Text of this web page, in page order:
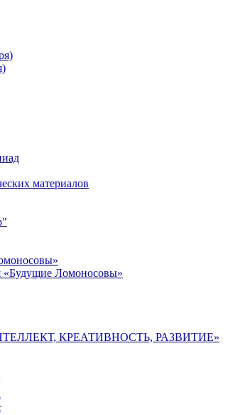
материалов
«Будущие Ломоносовы»
КРЕАТИВНОСТЬ, РАЗВИТИЕ»